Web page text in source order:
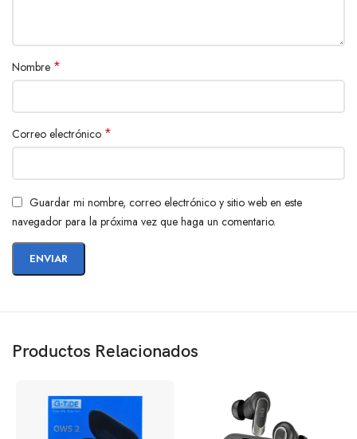
Nombre *
Correo electrónico *
Guardar mi nombre, correo electrónico y sitio web en este
navegador para la próxima vez que haga un comentario.
Productos Relacionados